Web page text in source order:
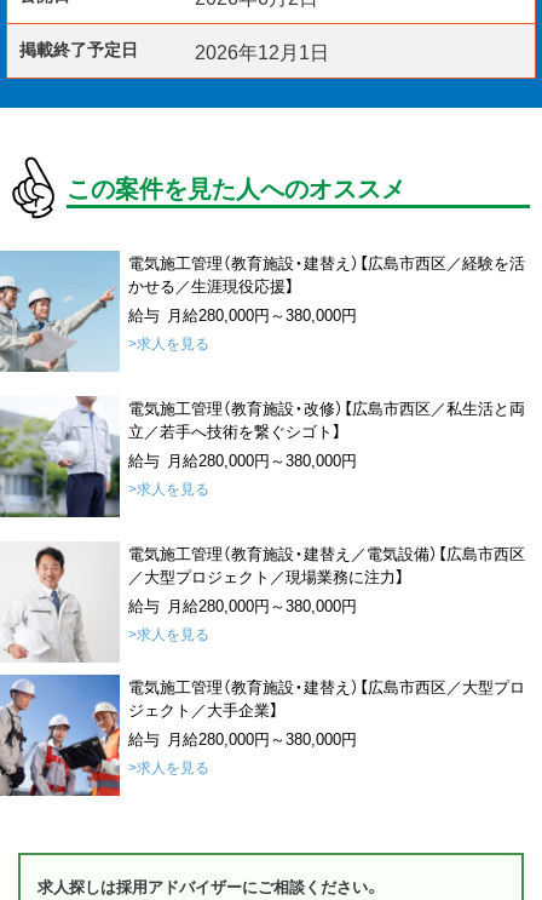
掲載終了予定日 2026年12月1日
この案件を見た人へのオススメ
電気施工管理（教育施設・建替え）【広島市西区／経験を活
かせる／生涯現役応援】
給与 月給280,000円～380,000円
>求人を見る
電気施工管理（教育施設・改修）【広島市西区／私生活と両
立／若手へ技術を繋ぐシゴト】
給与 月給280,000円～380,000円
>求人を見る
電気施工管理（教育施設・建替え／電気設備）【広島市西区
／大型プロジェクト／現場業務に注力】
給与 月給280,000円～380,000円
>求人を見る
電気施工管理（教育施設・建替え）【広島市西区／大型プロ
ジェクト／大手企業】
給与 月給280,000円～380,000円
>求人を見る
求人探しは採用アドバイザーにご相談ください。